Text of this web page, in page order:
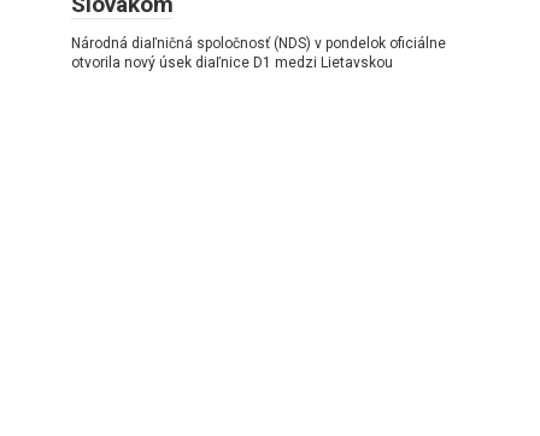
Národná diaľničná spoločnosť (NDS) v pondelok oficiálne
otvorila nový úsek diaľnice D1 medzi Lietavskou